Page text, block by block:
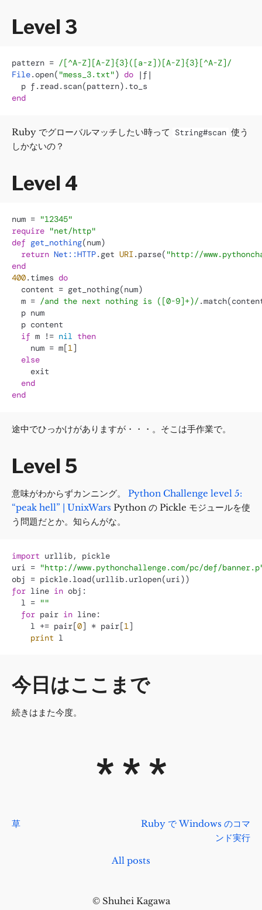
Level 3
pattern = /[^A-Z][A-Z]{3}([a-z])[A-Z]{3}[^A-Z]/
File.open( "mess_3.txt") do | f |
end
Ruby でグローバルマッチしたい時って String#scan 使う
しかないの？
Level 4
num = "12345"
require "net/http"
def get_nothing(num)
return Net : :HTTP.get URI .parse( "http://
end
400.times do
  content = get_nothing(num)
  m =
/and the next nothing is ([0-9]+)/
  p num
  p content
if m != nil then
    num = m[
1]
else
    exit
end
end
途中でひっかけがありますが・・・。そこは手作業で。
Level 5
意味がわからずカンニング。 Python Challenge level 5:
“peak hell” | UnixWars Python の Pickle モジュールを使
う問題だとか。知らんがな。
import urllib, pickle
uri = "http://www.pythonchallenge.com/pc/def/
for line in obj:
  l =
""
for pair in line:
    l += pair[
0] * pair[1]
print
今日はここまで
続きはまた今度。
草
Ruby で Windows のコマ
ンド実行
All posts
© Shuhei Kagawa